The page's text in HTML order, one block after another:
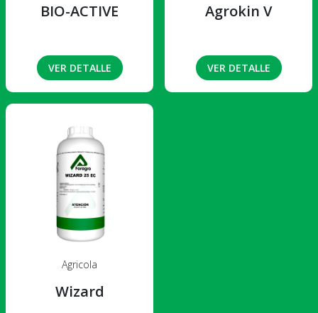
BIO-ACTIVE
VER DETALLE
Agrokin V
VER DETALLE
Agricola
Wizard